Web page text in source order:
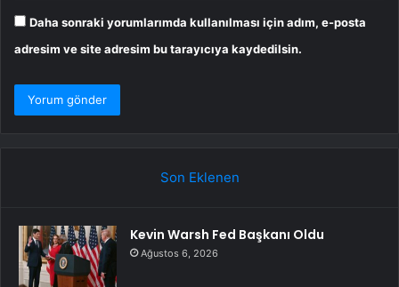
Daha sonraki yorumlarımda kullanılması için adım, e-posta
adresim ve site adresim bu tarayıcıya kaydedilsin.
Son Eklenen
Kevin Warsh Fed Başkanı Oldu
Ağustos 6, 2026